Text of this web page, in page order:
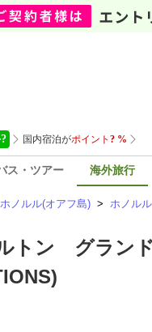
ス・ツアー 海外旅行
ホノルル(オアフ島) > ホノルル
ン グラン